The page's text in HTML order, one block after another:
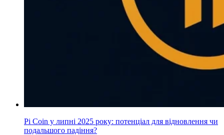
Pi Coin у липні 2025 року: потенціал для відновлення чи
подальшого падіння?